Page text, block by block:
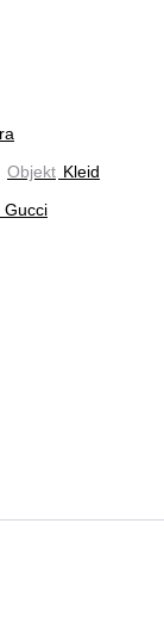
Objekt Kleid
Gucci